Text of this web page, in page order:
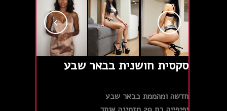
סקסית חושנית בבאר שבע
חדשה ומהממת בבאר שבע